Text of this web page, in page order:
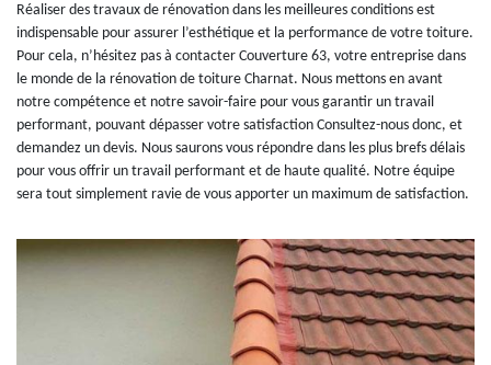
Réaliser des travaux de rénovation dans les meilleures conditions est
indispensable pour assurer l’esthétique et la performance de votre toiture.
Pour cela, n’hésitez pas à contacter Couverture 63, votre entreprise dans
le monde de la rénovation de toiture Charnat. Nous mettons en avant
notre compétence et notre savoir-faire pour vous garantir un travail
performant, pouvant dépasser votre satisfaction Consultez-nous donc, et
demandez un devis. Nous saurons vous répondre dans les plus brefs délais
pour vous offrir un travail performant et de haute qualité. Notre équipe
sera tout simplement ravie de vous apporter un maximum de satisfaction.